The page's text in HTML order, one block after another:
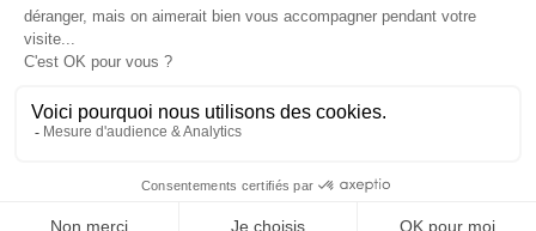
Je suis déjà abonné(e) :je consulte la revue en